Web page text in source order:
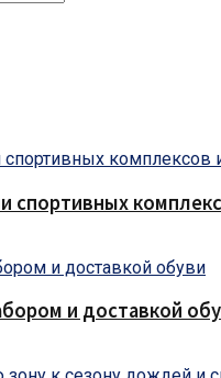
спортивных
и доставкой